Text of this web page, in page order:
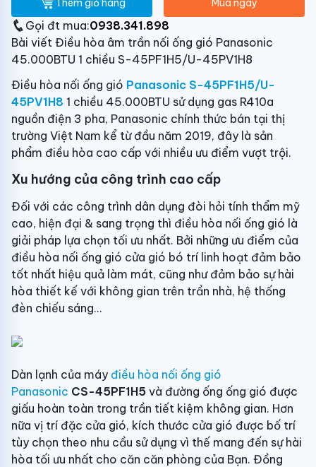
Thêm giỏ hàng Mua ngay
Gọi đt mua:0938.341.898
Bài viết Điều hòa âm trần nối ống gió Panasonic
45.000BTU 1 chiều S-45PF1H5/U-45PV1H8
Điều hòa nối ống gió Panasonic S-45PF1H5/U-
45PV1H8 1 chiều 45.000BTU sử dụng gas R410a
nguồn điện 3 pha, Panasonic chính thức bán tại thị
trường Việt Nam kể từ đầu năm 2019, đây là sản
phẩm điều hòa cao cấp với nhiều ưu điểm vượt trội.
Xu hướng của công trình cao cấp
Đối với các công trình dân dụng đòi hỏi tính thẩm mỹ
cao, hiện đại & sang trọng thì điều hòa nối ống gió là
giải pháp lựa chọn tối ưu nhất. Bởi những ưu điểm của
điều hòa nối ống gió cửa gió bó trí linh hoạt đảm bảo
tốt nhất hiệu quả làm mát, cũng như đảm bảo sự hài
hòa thiết kế với không gian trên trần nhà, hệ thống
đèn chiếu sáng...
Dàn lạnh của máy điều hòa nối ống gió
Panasonic CS-45PF1H5 và đường ống ống gió được
giấu hoàn toàn trong trần tiết kiệm không gian. Hơn
nữa vị trí đặc cửa gió, kích thước cửa gió được bố trí
tùy chọn theo nhu cầu sử dụng vì thế mang đến sự hài
hòa tối ưu nhất cho căn căn phòng của Bạn. Đồng